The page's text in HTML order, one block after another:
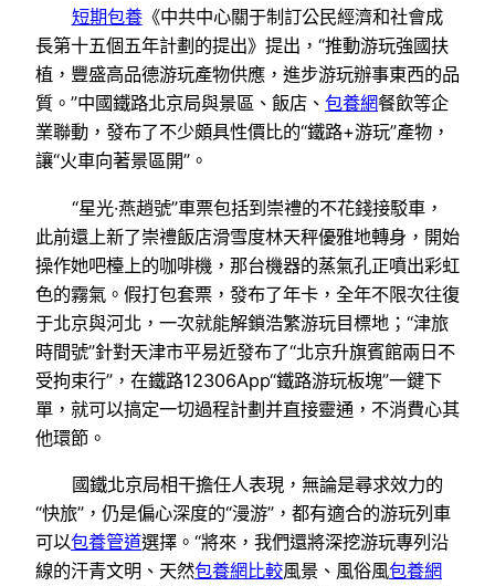
短期包養《中共中心關于制訂公民經濟和社會成
長第十五個五年計劃的提出》提出，“推動游玩強國扶
植，豐盛高品德游玩產物供應，進步游玩辦事東西的品
質。”中國鐵路北京局與景區、飯店、 包養網餐飲等企
業聯動，發布了不少頗具性價比的“鐵路+游玩”產物，
讓“火車向著景區開”。
“星光·燕趙號”車票包括到崇禮的不花錢接駁車，
此前還上新了崇禮飯店滑雪度林天秤優雅地轉身，開始
操作她吧檯上的咖啡機，那台機器的蒸氣孔正噴出彩虹
色的霧氣。假打包套票，發布了年卡，全年不限次往復
于北京與河北，一次就能解鎖浩繁游玩目標地；“津旅
時間號”針對天津市平易近發布了“北京升旗賓館兩日不
受拘束行”，在鐵路12306App“鐵路游玩板塊”一鍵下
單，就可以搞定一切過程計劃并直接靈通，不消費心其
他環節。
國鐵北京局相干擔任人表現，無論是尋求效力的
“快旅”，仍是偏心深度的“漫游”，都有適合的游玩列車
可以包養管道選擇。“將來，我們還將深挖游玩專列沿
線的汗青文明、天然包養網比較風景、風俗風包養網